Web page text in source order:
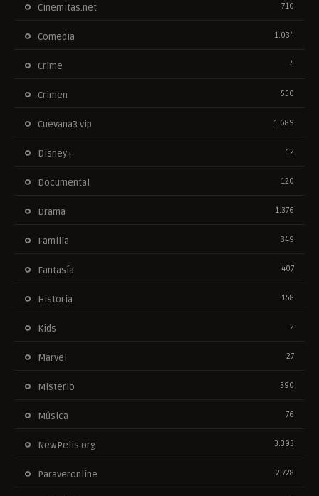
Cinemitas.net 710
Comedia 1.034
Crime 4
Crimen 550
Cuevana3.vip 1.689
Disney+ 12
Documental 120
Drama 1.376
Familia 349
Fantasía 407
Historia 158
Kids 2
Marvel 27
Misterio 390
Música 76
NewPelis org 3.393
Paraveronline 2.728